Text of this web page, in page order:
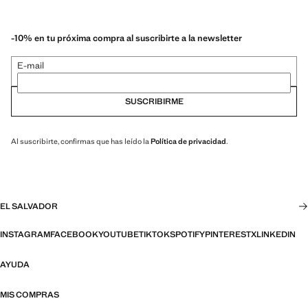
-10% en tu próxima compra al suscribirte a la newsletter
E-mail
SUSCRIBIRME
Al suscribirte, confirmas que has leído la Política de privacidad.
EL SALVADOR
INSTAGRAMFACEBOOKYOUTUBETIKTOKSPOTIFYPINTERESTXLINKEDIN
AYUDA
MIS COMPRAS